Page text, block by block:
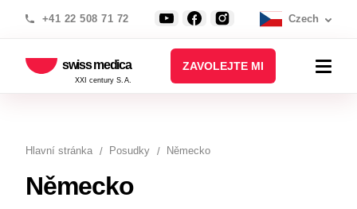
+41 22 508 71 72 Czech
swiss medica
XXI century S.A.
ZAVOLEJTE MI
Hlavní stránka Posudky Německo
Německo